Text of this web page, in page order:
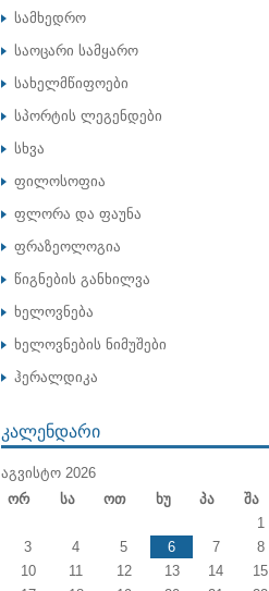
სამხედრო
საოცარი სამყარო
სახელმწიფოები
სპორტის ლეგენდები
სხვა
ფილოსოფია
ფლორა და ფაუნა
ფრაზეოლოგია
წიგნების განხილვა
ხელოვნება
ხელოვნების ნიმუშები
ჰერალდიკა
ᲙᲐᲚᲔᲜᲓᲐᲠᲘ
ᲐᲒᲕᲘᲡᲢᲝ 2026
Ორ
Სა Ოთ Ხუ Პა Შა
1
3
4 5 6 7 8
10
11 12 13 14 15